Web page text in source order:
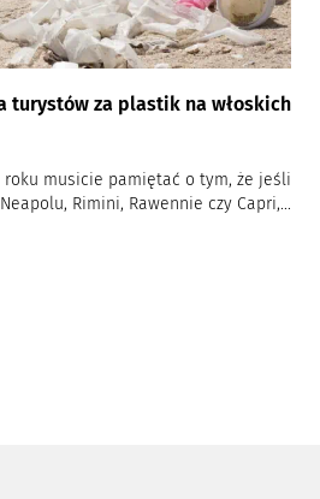
turystów za plastik na włoskich
roku musicie pamiętać o tym, że jeśli
Rimini, Rawennie czy Capri,...